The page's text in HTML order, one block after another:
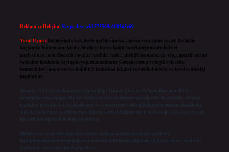
Reklam ve İletişim:Skype: live:.cid.575569c608265c69
Yasal Uyarı: Bu internet sitesi, herhangi bir marka, kurum veya şahıs şirketi ile hiçbir
bağlantısı bulunmamaktadır. Sitede yalnızca kendi hazırladığımız makaleler
paylaşılmaktadır. Burada yer alan içerikler haber niteliği taşımamakta olup, gerçek kurum
ve kişiler hakkında paylaşım yapılmamaktadır. Gerçek kurum ve kişiler ile isim
benzerlikleri tamamen tesadüfidir. Sitemizdeki bilgiler taslak halindedir ve tavsiye niteliği
taşımazlar.
Sitemiz, 5651 Sayılı Kanun gereğince Bilgi Teknolojileri ve İletişim Kurumu (BTK)
tarafından onaylanmış bir Yer Sağlayıcı olarak hizmet vermektedir. Bu nedenle, sitedeki
içerikleri proaktif olarak denetleme veya araştırma yükümlülüğümüz bulunmamaktadır.
Ancak, üyelerimiz yazdıkları içeriklerin sorumluluğunu taşımakta olup, siteye üye olarak
bu sorumluluğu kabul etmiş sayılırlar.
Hukuka ve yasal düzenlemelere aykırı olduğunu düşündüğünüz içerikleri,
backlinkpanelicomtr@gmail.com adresine bildirmeniz halinde, ilgili içerikler yasal süre
içerisinde sitemizden kaldırılacaktır.